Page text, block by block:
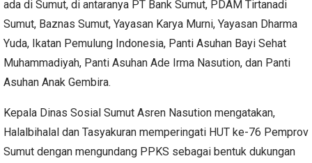
ada di Sumut, di antaranya PT Bank Sumut, PDAM Tirtanadi
Sumut, Baznas Sumut, Yayasan Karya Murni, Yayasan Dharma
Yuda, Ikatan Pemulung Indonesia, Panti Asuhan Bayi Sehat
Muhammadiyah, Panti Asuhan Ade Irma Nasution, dan Panti
Asuhan Anak Gembira.
Kepala Dinas Sosial Sumut Asren Nasution mengatakan,
Halalbihalal dan Tasyakuran memperingati HUT ke-76 Pemprov
Sumut dengan mengundang PPKS sebagai bentuk dukungan